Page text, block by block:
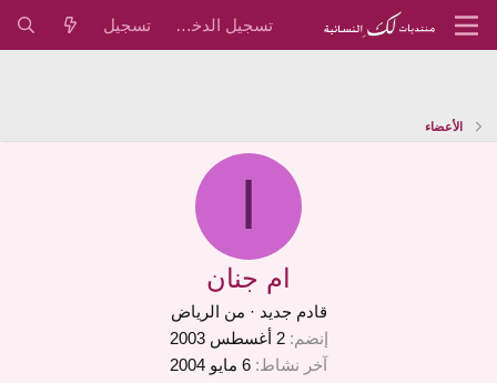
تسجيل الدخول تسجيل
الأعضاء
ام جنان
قادم جديد · من الرياض
إنضم
2 أغسطس 2003
آخر نشاط 6 مايو 2004